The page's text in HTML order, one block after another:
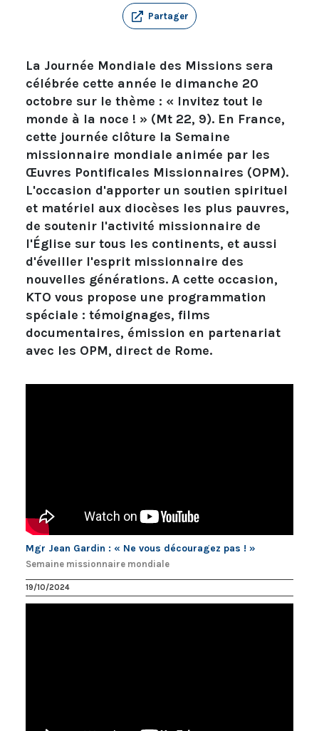
Partager
La Journée Mondiale des Missions sera
célébrée cette année le dimanche 20
octobre sur le thème : « Invitez tout le
monde à la noce ! » (Mt 22, 9). En France,
cette journée clôture la Semaine
missionnaire mondiale animée par les
Œuvres Pontificales Missionnaires (OPM).
L'occasion d'apporter un soutien spirituel
et matériel aux diocèses les plus pauvres,
de soutenir l'activité missionnaire de
l'Église sur tous les continents, et aussi
d'éveiller l'esprit missionnaire des
nouvelles générations. A cette occasion,
KTO vous propose une programmation
spéciale : témoignages, films
documentaires, émission en partenariat
avec les OPM, direct de Rome.
Mgr Jean Gardin : « Ne vous découragez pas ! »
Semaine missionnaire mondiale
19/10/2024